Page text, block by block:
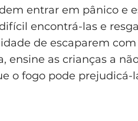
entrar em pânico e
encontrá-las e
de escaparem
ensine as crianças a
o fogo pode prejudicá-